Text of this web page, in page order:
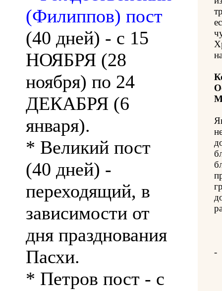
(Филиппов) пост
(40 дней) - с 15
НОЯБРЯ (28
ноября) по 24
ДЕКАБРЯ (6
января).
* Великий пост
(40 дней) -
переходящий, в
зависимости от
дня празднования
Пасхи.
* Петров пост - с
-